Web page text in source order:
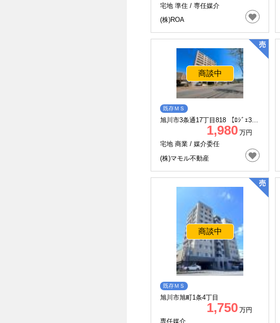
宅地 準住 / 専任媒介
(株)ROA
商談中
既存ＭＳ
旭川市3条通17丁目818 【ﾛｼﾞｪ3条
1,980 万円
宅地 商業 / 媒介委任
(株)マモル不動産
商談中
既存ＭＳ
旭川市旭町1条4丁目
1,750 万円
専任媒介